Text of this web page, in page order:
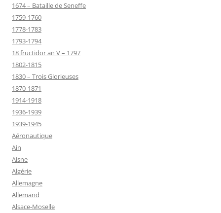
1674 – Bataille de Seneffe
1759-1760
1778-1783
1793-1794
18 fructidor an V – 1797
1802-1815
1830 – Trois Glorieuses
1870-1871
1914-1918
1936-1939
1939-1945
Aéronautique
Ain
Aisne
Algérie
Allemagne
Allemand
Alsace-Moselle